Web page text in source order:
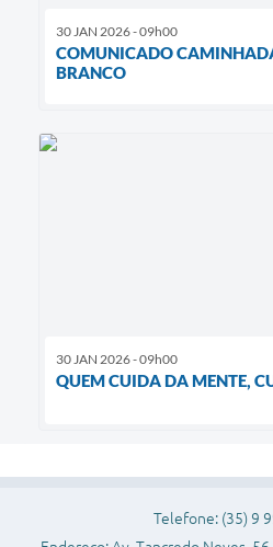
30 JAN 2026 - 09h00
COMUNICADO
BRANCO
30 JAN 2026 - 09h00
QUEM CUIDA DA MENTE,
Telefone: (35) 9